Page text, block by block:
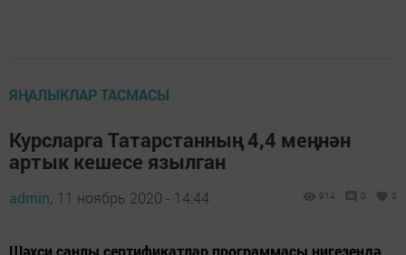
ЯҢАЛЫКЛАР ТАСМАСЫ
Курсларга Татарстанның 4,4 меңнән
артык кешесе язылган
admin, 11 ноябрь 2020 - 14:44 914 0 0
Шәхси санлы сертификатлар программасы нигезендә